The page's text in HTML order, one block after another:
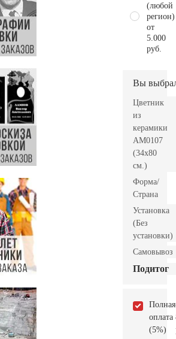
(любой
регион)
от
5.000
руб.
Вы
Цветник
из
керамики
AM0107
(34х80
см.)
Форма/
Страна
Установка
(Без
установки)
Самовывоз
Подитог
Полная
оплата
(5%)